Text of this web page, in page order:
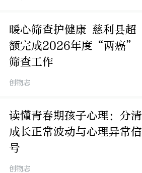
暖心筛查护健康 慈利县超
额完成2026年度“两癌”
筛查工作
创物志
读懂青春期孩子心理：分清
成长正常波动与心理异常信
号
创物志